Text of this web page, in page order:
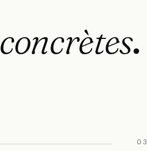
concrètes.
03